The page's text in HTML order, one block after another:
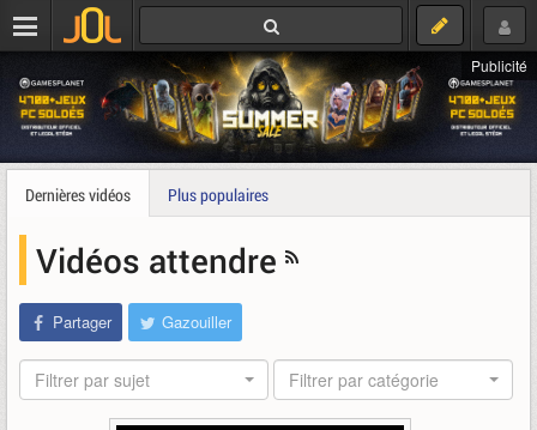
Publicité
Dernières vidéos Plus populaires
Vidéos attendre
Partager Gazouiller
Filtrer par sujet Filtrer par catégorie